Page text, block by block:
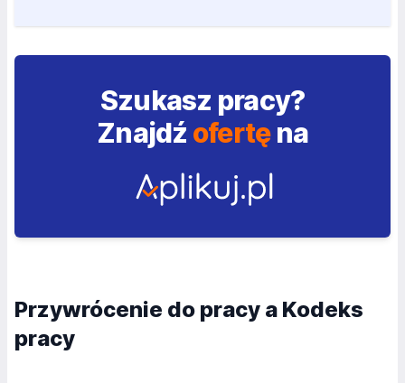
Szukasz pracy?
Znajdź ofertęna
Przywrócenie do pracy a Kodeks
pracy